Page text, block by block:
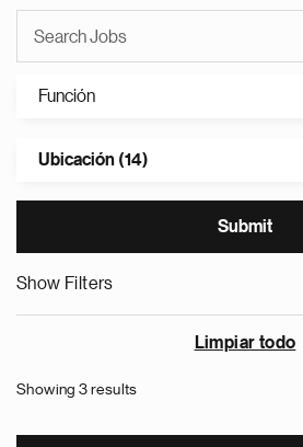
Función
Ubicación (14)
Show Filters
Limpiar todo
Showing 3 results